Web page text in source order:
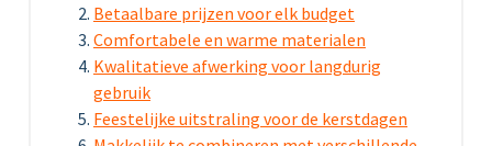
Betaalbare prijzen voor elk budget
Comfortabele en warme materialen
Kwalitatieve afwerking voor langdurig
gebruik
Feestelijke uitstraling voor de kerstdagen